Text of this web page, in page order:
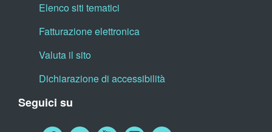
Elenco siti tematici
Fatturazione elettronica
Valuta il sito
Dichiarazione di accessibilità
Seguici su